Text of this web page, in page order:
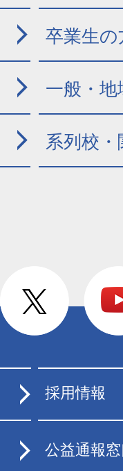
卒業生の
一般・地
系列校
採用情報
公益通報